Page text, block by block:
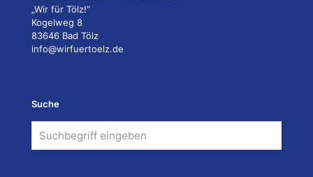
„Wir für Tölz!“
Kogelweg 8
83646 Bad Tölz
info@wirfuertoelz.de
Suche